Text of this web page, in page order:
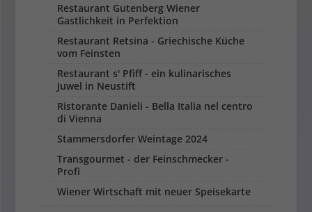
Restaurant Gutenberg Wiener
Gastlichkeit in Perfektion
Restaurant Retsina - Griechische Küche
vom Feinsten
Restaurant s' Pfiff - ein kulinarisches
Juwel in Neustift
Ristorante Danieli - Bella Italia nel centro
di Vienna
Stammersdorfer Weintage 2024
Transgourmet - der Feinschmecker -
Profi
Wiener Wirtschaft mit neuer Speisekarte